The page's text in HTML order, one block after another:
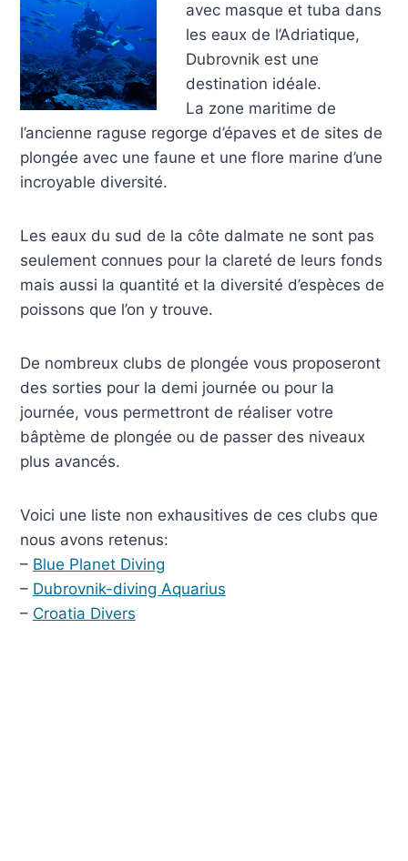
avec masque et tuba dans
les eaux de l’Adriatique,
Dubrovnik est une
destination idéale.
La zone maritime de
l’ancienne raguse regorge d’épaves et de sites de
plongée avec une faune et une flore marine d’une
incroyable diversité.
Les eaux du sud de la côte dalmate ne sont pas
seulement connues pour la clareté de leurs fonds
mais aussi la quantité et la diversité d’espèces de
poissons que l’on y trouve.
De nombreux clubs de plongée vous proposeront
des sorties pour la demi journée ou pour la
journée, vous permettront de réaliser votre
bâptème de plongée ou de passer des niveaux
plus avancés.
Voici une liste non exhausitives de ces clubs que
nous avons retenus:
– Blue Planet Diving
– Dubrovnik-diving Aquarius
– Croatia Divers